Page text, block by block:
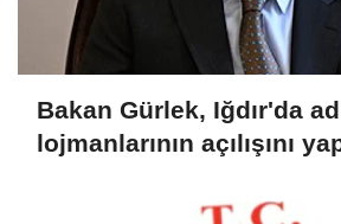
Bakan Gürlek, Iğdır'da
lojmanlarının açılışını